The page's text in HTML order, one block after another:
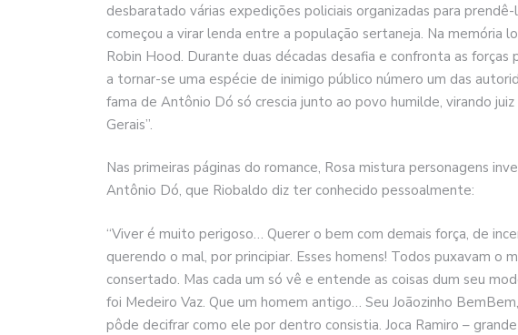
desbaratado várias expedições policiais organizadas para
começou a virar lenda entre a população sertaneja. Na memória
Robin Hood. Durante duas décadas desafia e confronta as forças
a tornar-se uma espécie de inimigo público número um das
fama de Antônio Dó só crescia junto ao povo humilde, virando
Gerais”.
Nas primeiras páginas do romance, Rosa mistura personagens
Antônio Dó, que Riobaldo diz ter conhecido pessoalmente:
“Viver é muito perigoso… Querer o bem com demais força, de
querendo o mal, por principiar. Esses homens! Todos puxavam o
consertado. Mas cada um só vê e entende as coisas dum seu
foi Medeiro Vaz. Que um homem antigo… Seu Joãozinho
pôde decifrar como ele por dentro consistia. Joca Ramiro –